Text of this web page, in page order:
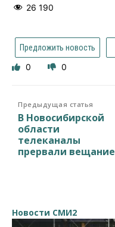
26 190
Предложить новость
0 0
Предыдущая статья
В Новосибирской
области
телеканалы
прервали вещание
Новости СМИ2